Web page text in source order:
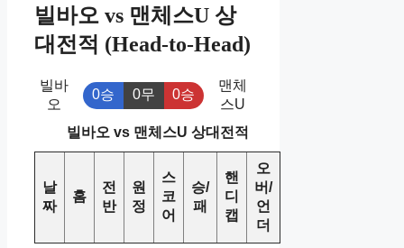
빌바오 vs 맨체스U 상
대전적 (Head-to-Head)
빌바
오
0승 0무 0승
맨체
스U
빌바오 vs 맨체스U 상대전적
날
짜
홈
전
반
원
정
스
코
어
승/
패
핸
디
캡
오
버/
언
더